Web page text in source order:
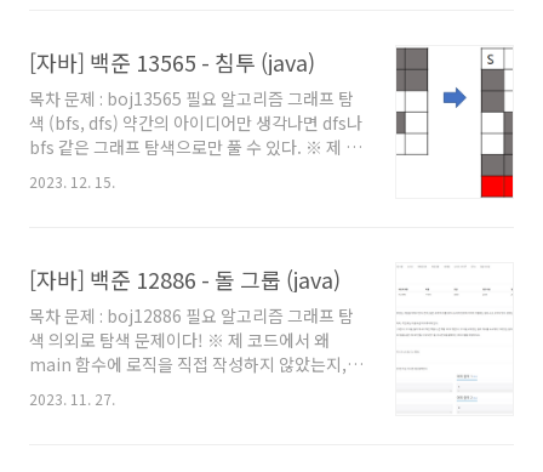
[자바] 백준 13565 - 침투 (java)
목차 문제 : boj13565 필요 알고리즘 그래프 탐
색 (bfs, dfs) 약간의 아이디어만 생각나면 dfs나
bfs 같은 그래프 탐색으로만 풀 수 있다. ※ 제 코
드에서 왜 main 함수에 로직을 직접 작성하지 않
았는지, 왜 Scanner를 쓰지 않고
주세요. 백준을 자바로 풀어보려고 시작하시는
분이나, 백준에서 자바로 풀 때의 팁을 원하시는
분들도 보시는걸 추천드립니다. 풀이 주어진 격
자에서 맨윗줄 중 흰색(0)칸을 찾아 거기서부터
BFS를 계속 진행한다면 좀 귀찮다. 약간의 아이
디어를 더한다면 BFS 한방에 해결할 수 있다. 아
2023. 12. 15.
[자바] 백준 12886 - 돌 그룹 (java)
목차 문제 : boj12886 필요 알고리즘 그래프 탐
색 의외로 탐색 문제이다! ※ 제 코드에서 왜
main 함수에 로직을 직접 작성하지 않았는지,
왜 Scanner를 쓰지 않고 BufferedReader를
사용했는지 등에 대해서는 '자바로 백준 풀 때의
2023. 11. 27.